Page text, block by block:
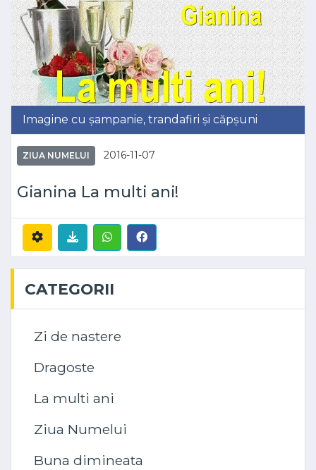
Imagine cu șampanie, trandafiri și căpșuni
ZIUA NUMELUI 2016-11-07
Gianina La multi ani!
CATEGORII
Zi de nastere
Dragoste
La multi ani
Ziua Numelui
Buna dimineata